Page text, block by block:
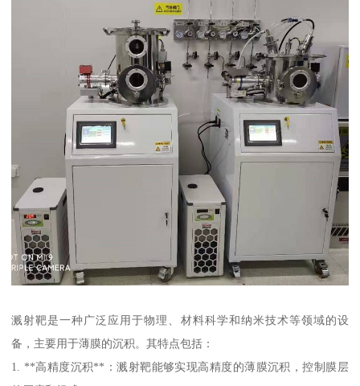
溅射靶是一种广泛应用于物理、材料科学和纳米技术等领域的设
备，主要用于薄膜的沉积。其特点包括：
1. **高精度沉积**：溅射靶能够实现高精度的薄膜沉积，控制膜层